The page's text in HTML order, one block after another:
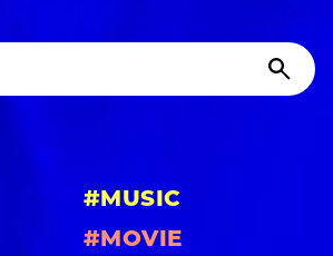
#MUSIC
#MOVIE